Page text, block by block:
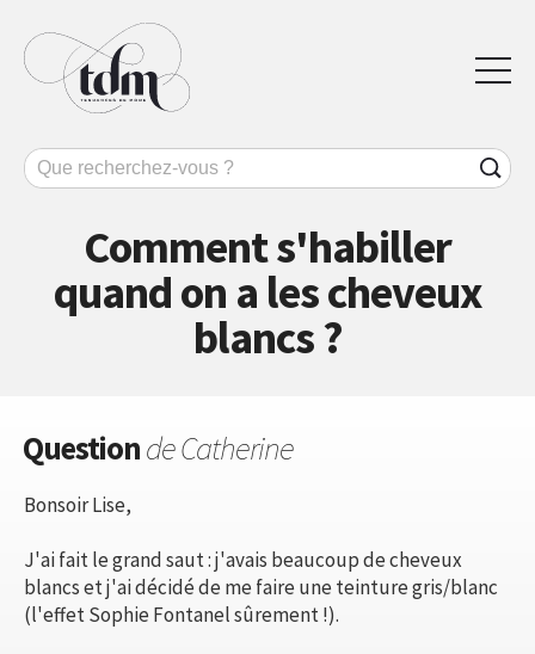
Comment s'habiller
quand on a les cheveux
blancs ?
Questionde Catherine
Bonsoir Lise,
J'ai fait le grand saut : j'avais beaucoup de cheveux
blancs et j'ai décidé de me faire une teinture gris/blanc
(l'effet Sophie Fontanel sûrement !).